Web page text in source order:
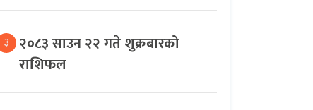
३ २०८३ साउन २२ गते शुक्रबारको
राशिफल